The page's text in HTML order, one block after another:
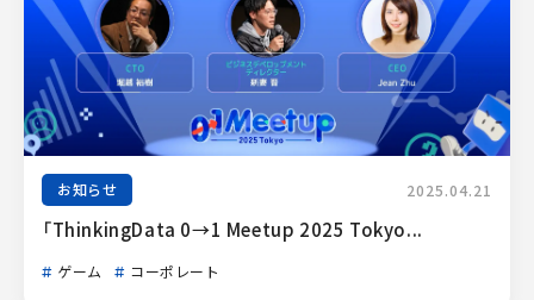
お知らせ 2025.04.21
「ThinkingData 0→1 Meetup 2025 Tokyo...
ゲーム コーポレート